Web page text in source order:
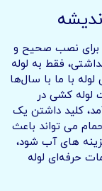
برای نصب صحیح و
فقط به لوله
با ما با سال‌ها
لوله کشی در
کلید داشتن یک
می تواند باعث
های آب شود،
حرفه‌ای لوله